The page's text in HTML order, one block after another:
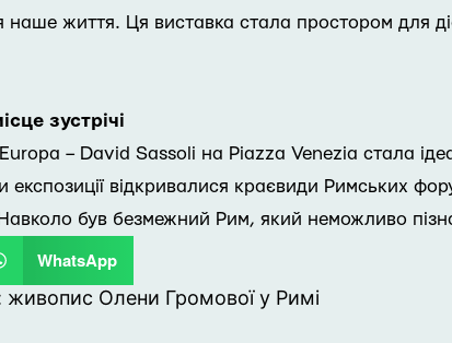
наше життя. Ця виставка стала простором для
зустрічі
– David Sassoli на Piazza Venezia стала
експозиції відкривалися краєвиди Римських
був безмежний Рим, який неможливо
WhatsApp
живопис Олени Громової у Римі